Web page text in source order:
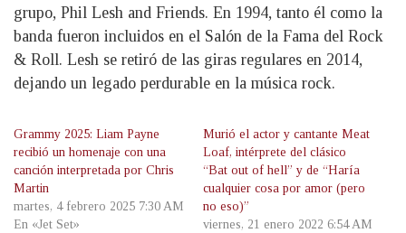
grupo, Phil Lesh and Friends. En 1994, tanto él como la
banda fueron incluidos en el Salón de la Fama del Rock
& Roll. Lesh se retiró de las giras regulares en 2014,
dejando un legado perdurable en la música rock.
Grammy 2025: Liam Payne
recibió un homenaje con una
canción interpretada por Chris
Martin
martes, 4 febrero 2025 7:30 AM
En «Jet Set»
Murió el actor y cantante Meat
Loaf, intérprete del clásico
“Bat out of hell” y de “Haría
cualquier cosa por amor (pero
no eso)”
viernes, 21 enero 2022 6:54 AM